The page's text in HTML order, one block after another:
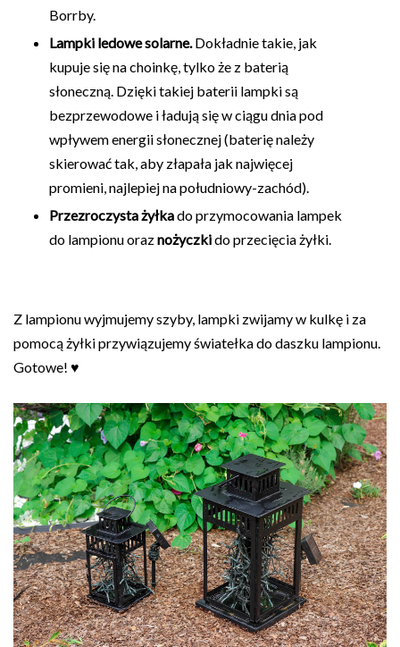
Borrby.
Lampki ledowe solarne.Dokładnie takie, jak
kupuje się na choinkę, tylko że z baterią
słoneczną. Dzięki takiej baterii lampki są
bezprzewodowe i ładują się w ciągu dnia pod
wpływem energii słonecznej (baterię należy
skierować tak, aby złapała jak najwięcej
promieni, najlepiej na południowy-zachód).
Przezroczysta żyłkado przymocowania lampek
do lampionu oraznożyczkido przecięcia żyłki.
Z lampionu wyjmujemy szyby, lampki zwijamy w kulkę i za
pomocą żyłki przywiązujemy światełka do daszku lampionu.
Gotowe! ♥